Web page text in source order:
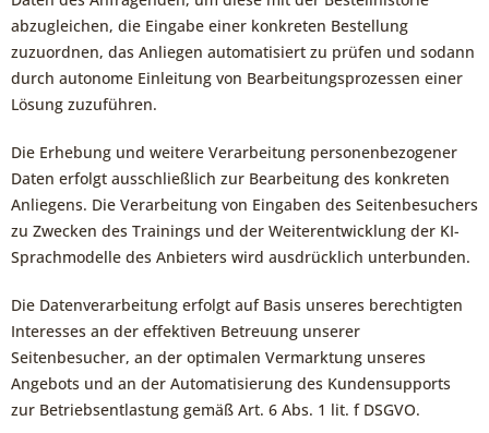
abzugleichen, die Eingabe einer konkreten Bestellung
zuzuordnen, das Anliegen automatisiert zu prüfen und sodann
durch autonome Einleitung von Bearbeitungsprozessen einer
Lösung zuzuführen.
Die Erhebung und weitere Verarbeitung personenbezogener
Daten erfolgt ausschließlich zur Bearbeitung des konkreten
Anliegens. Die Verarbeitung von Eingaben des Seitenbesuchers
zu Zwecken des Trainings und der Weiterentwicklung der KI-
Sprachmodelle des Anbieters wird ausdrücklich unterbunden.
Die Datenverarbeitung erfolgt auf Basis unseres berechtigten
Interesses an der effektiven Betreuung unserer
Seitenbesucher, an der optimalen Vermarktung unseres
Angebots und an der Automatisierung des Kundensupports
zur Betriebsentlastung gemäß Art. 6 Abs. 1 lit. f DSGVO.